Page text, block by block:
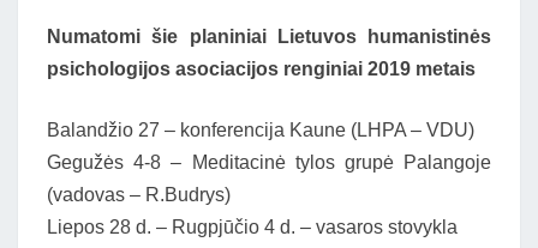
Numatomi šie planiniai Lietuvos humanistinės
psichologijos asociacijos renginiai 2019 metais
Balandžio 27 – konferencija Kaune (LHPA – VDU)
Gegužės 4-8 – Meditacinė tylos grupė Palangoje
(vadovas – R.Budrys)
Liepos 28 d. – Rugpjūčio 4 d. – vasaros stovykla